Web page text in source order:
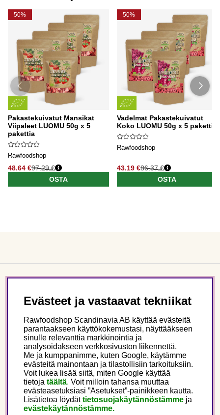
50%
Pakastekuivatut Mansikat
Viipaleet LUOMU 50g x 5
pakettia
Rawfoodshop
48.64 €97.29 €
OSTA
50%
Vadelmat Pakastekuivatut
Koko LUOMU 50g x 5 pakettia
Rawfoodshop
43.19 €86.37 €
OSTA
Seuraa meitä
Tämä on Rawfoodshop
Finland
Evästeet ja vastaavat tekniikat
Rawfoodshop Scandinavia AB käyttää evästeitä
parantaakseen käyttökokemustasi, näyttääkseen
sinulle relevanttia markkinointia ja
analysoidakseen verkkosivuston liikennettä.
Me ja kumppanimme, kuten Google, käytämme
evästeitä mainontaan ja tilastollisiin tarkoituksiin.
Voit lukea lisää siitä, miten Google käyttää
tietoja täältä. Voit milloin tahansa muuttaa
evästeasetuksiasi ”Asetukset”-painikkeen kautta.
Lisätietoa löydättietosuojakäytännöstämme ja
evästekäytännöstämme.